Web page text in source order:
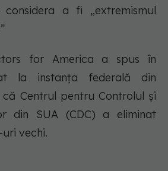
considera a fi „extremismul
for America a spus în
la instanța federală din
că Centrul pentru Controlul și
din SUA (CDC) a eliminat
uri vechi.